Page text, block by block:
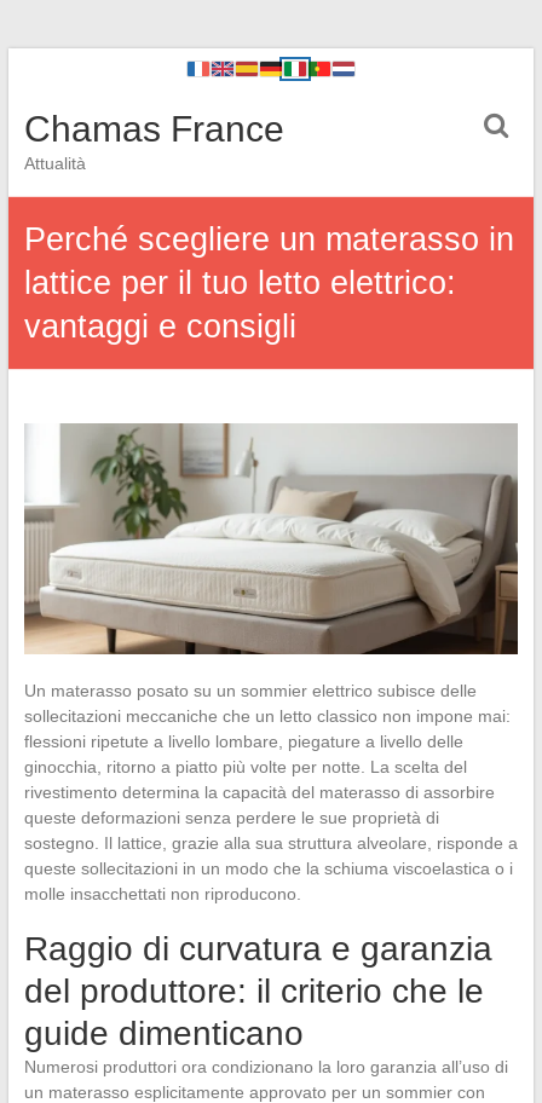
Chamas France
Attualità
Perché scegliere un materasso in
lattice per il tuo letto elettrico:
vantaggi e consigli
Un materasso posato su un sommier elettrico subisce delle
sollecitazioni meccaniche che un letto classico non impone mai:
flessioni ripetute a livello lombare, piegature a livello delle
ginocchia, ritorno a piatto più volte per notte. La scelta del
rivestimento determina la capacità del materasso di assorbire
queste deformazioni senza perdere le sue proprietà di
sostegno. Il lattice, grazie alla sua struttura alveolare, risponde a
queste sollecitazioni in un modo che la schiuma viscoelastica o i
molle insacchettati non riproducono.
Raggio di curvatura e garanzia
del produttore: il criterio che le
guide dimenticano
Numerosi produttori ora condizionano la loro garanzia all’uso di
un materasso esplicitamente approvato per un sommier con